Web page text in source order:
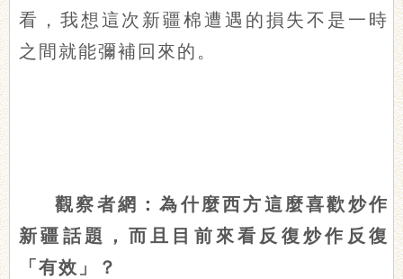
看，我想這次新疆棉遭遇的損失不是一時
之間就能彌補回來的。
觀察者網：為什麼西方這麼喜歡炒作
新疆話題，而且目前來看反復炒作反復
「有效」？